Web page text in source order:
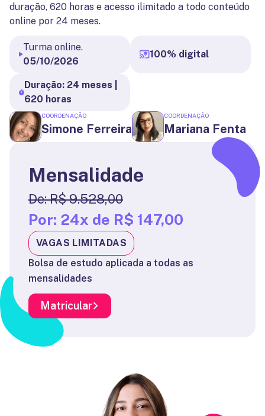
duração, 620 horas e acesso ilimitado a todo conteúdo
online por 24 meses.
Turma online.
05/10/2026
100% digital
Duração: 24 meses |
620 horas
COORDENAÇÃO
Simone Ferreira
COORDENAÇÃO
Mariana Fenta
Mensalidade
De:R$ 9.528,00
Por: 24x de R$ 147,00
VAGAS LIMITADAS
Bolsa de estudo aplicada a todas as
mensalidades
Matricular